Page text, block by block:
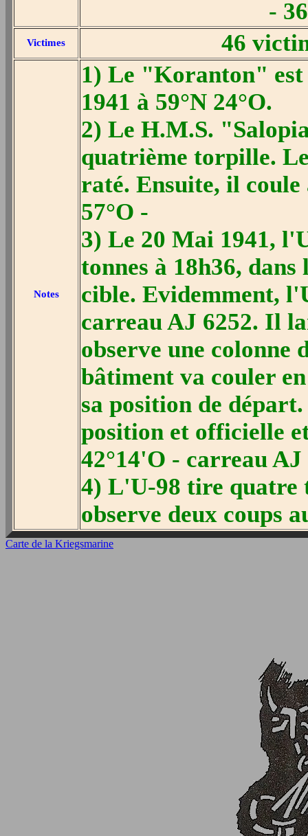
-
Victimes 46
Notes
1) Le "Koranton"
1941 à 59°N 24°O.
2) Le H.M.S.
quatrième torpille.
raté. Ensuite, il coule
57°O -
3) Le 20 Mai 1941,
tonnes à 18h36,
cible. Evidemment,
carreau AJ 6252. Il
observe une colonne
bâtiment va couler
sa position de
position et officielle
42°14'O - carreau AJ
4) L'U-98 tire quatre
observe deux coups
Carte de la Kriegsmarine